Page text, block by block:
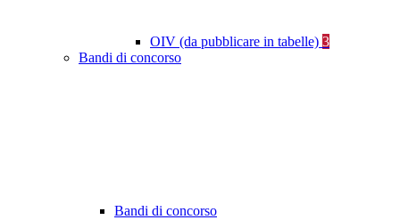
OIV (da pubblicare in tabelle) 3
Bandi di concorso
Bandi di concorso